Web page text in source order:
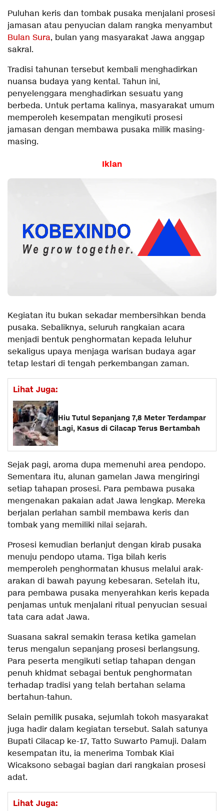
Puluhan keris dan tombak pusaka menjalani prosesi
jamasan atau penyucian dalam rangka menyambut
Bulan Sura, bulan yang masyarakat Jawa anggap
sakral.
Tradisi tahunan tersebut kembali menghadirkan
nuansa budaya yang kental. Tahun ini,
penyelenggara menghadirkan sesuatu yang
berbeda. Untuk pertama kalinya, masyarakat umum
memperoleh kesempatan mengikuti prosesi
jamasan dengan membawa pusaka milik masing-
masing.
Iklan
Kegiatan itu bukan sekadar membersihkan benda
pusaka. Sebaliknya, seluruh rangkaian acara
menjadi bentuk penghormatan kepada leluhur
sekaligus upaya menjaga warisan budaya agar
tetap lestari di tengah perkembangan zaman.
Lihat Juga:
Hiu Tutul Sepanjang 7,8 Meter Terdampar
Lagi, Kasus di Cilacap Terus Bertambah
Sejak pagi, aroma dupa memenuhi area pendopo.
Sementara itu, alunan gamelan Jawa mengiringi
setiap tahapan prosesi. Para pembawa pusaka
mengenakan pakaian adat Jawa lengkap. Mereka
berjalan perlahan sambil membawa keris dan
tombak yang memiliki nilai sejarah.
Prosesi kemudian berlanjut dengan kirab pusaka
menuju pendopo utama. Tiga bilah keris
memperoleh penghormatan khusus melalui arak-
arakan di bawah payung kebesaran. Setelah itu,
para pembawa pusaka menyerahkan keris kepada
penjamas untuk menjalani ritual penyucian sesuai
tata cara adat Jawa.
Suasana sakral semakin terasa ketika gamelan
terus mengalun sepanjang prosesi berlangsung.
Para peserta mengikuti setiap tahapan dengan
penuh khidmat sebagai bentuk penghormatan
terhadap tradisi yang telah bertahan selama
bertahun-tahun.
Selain pemilik pusaka, sejumlah tokoh masyarakat
juga hadir dalam kegiatan tersebut. Salah satunya
Bupati Cilacap ke-17, Tatto Suwarto Pamuji. Dalam
kesempatan itu, ia menerima Tombak Kiai
Wicaksono sebagai bagian dari rangkaian prosesi
adat.
Lihat Juga: